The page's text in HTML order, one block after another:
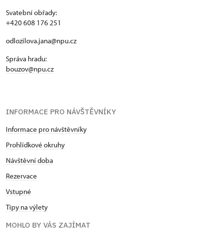
Svatební obřady:
+420 608 176 251
odlozilova.jana@npu.cz
Správa hradu:
bouzov@npu.cz
INFORMACE PRO NÁVŠTĚVNÍKY
Informace pro návštěvníky
Prohlídkové okruhy
Návštěvní doba
Rezervace
Vstupné
Tipy na výlety
MOHLO BY VÁS ZAJÍMAT